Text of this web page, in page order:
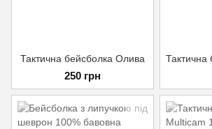
Тактична бейсболка Олива
250 грн